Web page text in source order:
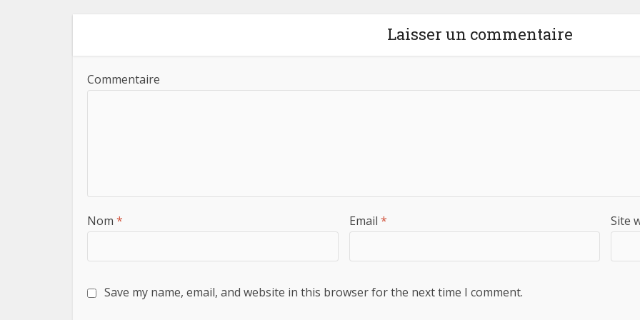
Laisser un commentaire
Commentaire
Nom * Email * Site
Save my name, email, and website in this browser for the next time I comment.